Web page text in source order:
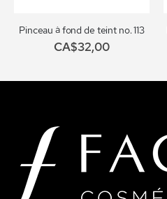
Pinceau à fond de teint no. 113
CA$32,00